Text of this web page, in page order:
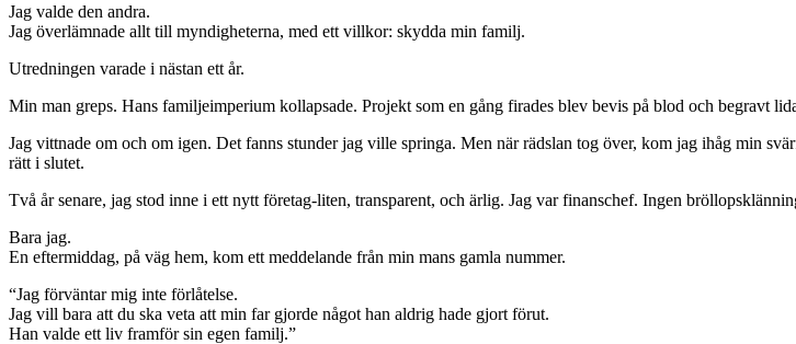
Jag valde den andra.
Jag överlämnade allt till myndigheterna, med ett villkor: skydda min familj.
Utredningen varade i nästan ett år.
Min man greps. Hans familjeimperium kollapsade. Projekt som en gång firades blev bevis på blod och begravt
Jag vittnade om och om igen. Det fanns stunder jag ville springa. Men när rädslan tog över, kom jag ihåg min
rätt i slutet.
Två år senare, jag stod inne i ett nytt företag-liten, transparent, och ärlig. Jag var finanschef. Ingen
Bara jag.
En eftermiddag, på väg hem, kom ett meddelande från min mans gamla nummer.
“Jag förväntar mig inte förlåtelse.
Jag vill bara att du ska veta att min far gjorde något han aldrig hade gjort förut.
Han valde ett liv framför sin egen familj.”